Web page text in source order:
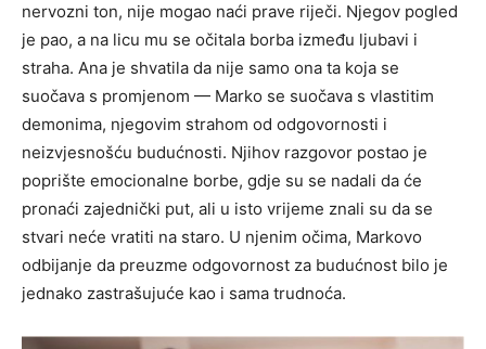
nervozni ton, nije mogao naći prave riječi. Njegov pogled
je pao, a na licu mu se očitala borba između ljubavi i
straha. Ana je shvatila da nije samo ona ta koja se
suočava s promjenom — Marko se suočava s vlastitim
demonima, njegovim strahom od odgovornosti i
neizvjesnošću budućnosti. Njihov razgovor postao je
poprište emocionalne borbe, gdje su se nadali da će
pronaći zajednički put, ali u isto vrijeme znali su da se
stvari neće vratiti na staro. U njenim očima, Markovo
odbijanje da preuzme odgovornost za budućnost bilo je
jednako zastrašujuće kao i sama trudnoća.